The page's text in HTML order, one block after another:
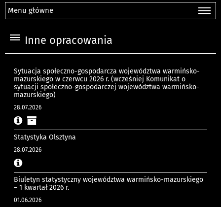
Menu główne
Inne opracowania
Sytuacja społeczno-gospodarcza województwa warmińsko-
mazurskiego w czerwcu 2026 r. (wcześniej Komunikat o
sytuacji społeczno-gospodarczej województwa warmińsko-
mazurskiego)
28.07.2026
Statystyka Olsztyna
28.07.2026
Biuletyn statystyczny województwa warmińsko-mazurskiego
– 1 kwartał 2026 r.
01.06.2026